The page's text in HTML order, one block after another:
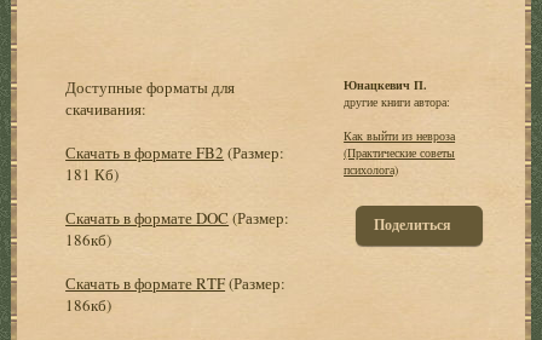
Доступные форматы для
скачивания:
Скачать в формате FB2 (Размер:
181 Кб)
Скачать в формате DOC (Размер:
186кб)
Скачать в формате RTF(Размер:
186кб)
Юнацкевич П.
другие книги автора:
Как выйти из невроза
(Практические советы
психолога)
Поделиться